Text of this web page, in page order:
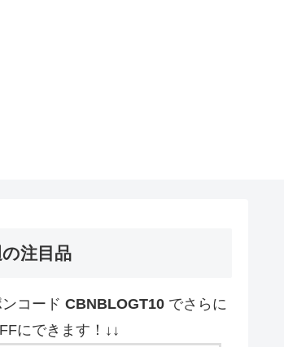
注目品
コード CBNBLOGT10 でさらに
にできます！↓↓